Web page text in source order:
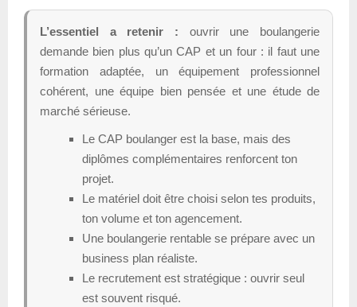
L’essentiel a retenir : ouvrir une boulangerie
demande bien plus qu’un CAP et un four : il faut une
formation adaptée, un équipement professionnel
cohérent, une équipe bien pensée et une étude de
marché sérieuse.
Le CAP boulanger est la base, mais des
diplômes complémentaires renforcent ton
projet.
Le matériel doit être choisi selon tes produits,
ton volume et ton agencement.
Une boulangerie rentable se prépare avec un
business plan réaliste.
Le recrutement est stratégique : ouvrir seul
est souvent risqué.